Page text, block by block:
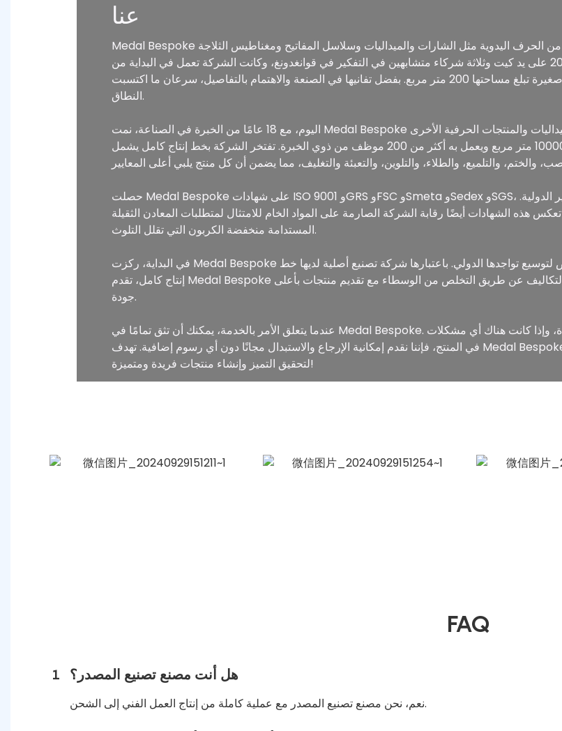
عنا
Medal Bespoke هي شركة رائدة متخصصة في إنتاج مجموعة متنوعة من الحرف اليدوية مثل الشارات والميداليات وسلاسل المفاتيح ومغناطيس الثلاجة
المصنوعة من مواد مختلفة. تأسست الشركة في عام 2006 على يد كيت وثلاثة شركاء متشابهين في التفكير في قوانغدونغ، وكانت الشركة تعمل في البداية من
خلال ورشة عمل صغيرة تبلغ مساحتها 200 متر مربع. بفضل تفانيها في الصنعة والاهتمام بالتفاصيل، سرعان ما اكتسبت Medal Bespoke تقديرًا وإشادة واسعة
النطاق.
اليوم، مع 18 عامًا من الخبرة في الصناعة، نمت Medal Bespoke لتصبح واحدة من أفضل الشركات المصنعة للشارات والميداليات والمنتجات الحرفية الأخرى
في الصين، وتدير مصنعًا حديثًا يمتد على مساحة تزيد عن 10000 متر مربع ويعمل به أكثر من 200 موظف من ذوي الخبرة. تفتخر الشركة بخط إنتاج كامل يشمل
حصلت Medal Bespoke على شهادات ISO 9001 وGRS وFSC وSmeta وSedex وSGS، مما يضمن أن منتجاتها مستقرة وموثوقة وتلبية المعايير الدولية.
تعكس هذه الشهادات أيضًا رقابة الشركة الصارمة على المواد الخام للامتثال لمتطلبات المعادن الثقيلة EN71-3 وCPSIA. تلتزم الشركة بممارسات الإنتاج
المستدامة منخفضة الكربون التي تقلل التلوث.
في البداية، ركزت Medal Bespoke على السوق المحلية، وقد أنشأت الآن فريقها الخارجي الخاص لتوسيع تواجدها الدولي. باعتبارها شركة تصنيع أصلية لديها خط
إنتاج كامل، تقدم Medal Bespoke أسعارًا تنافسية للغاية، مما يساعد العملاء على تقليل التكاليف عن طريق التخلص من الوسطاء مع تقديم منتجات بأعلى
جودة.
عندما يتعلق الأمر بالخدمة، يمكنك أن تثق تمامًا في Medal Bespoke. تخضع كل مرحلة من مراحل الإنتاج لعمليات فحص متعددة، وإذا كانت هناك أي مشكلات
في المنتج، فإننا نقدم إمكانية الإرجاع والاستبدال مجانًا دون أي رسوم إضافية. تهدف Medal Bespoke إلى أن تصبح شريكك على المدى الطويل، حيث تعمل معًا
لتحقيق التميز وإنشاء منتجات فريدة ومتميزة!
FAQ
1 هل أنت مصنع تصنيع المصدر؟
نعم، نحن مصنع تصنيع المصدر مع عملية كاملة من إنتاج العمل الفني إلى الشحن.